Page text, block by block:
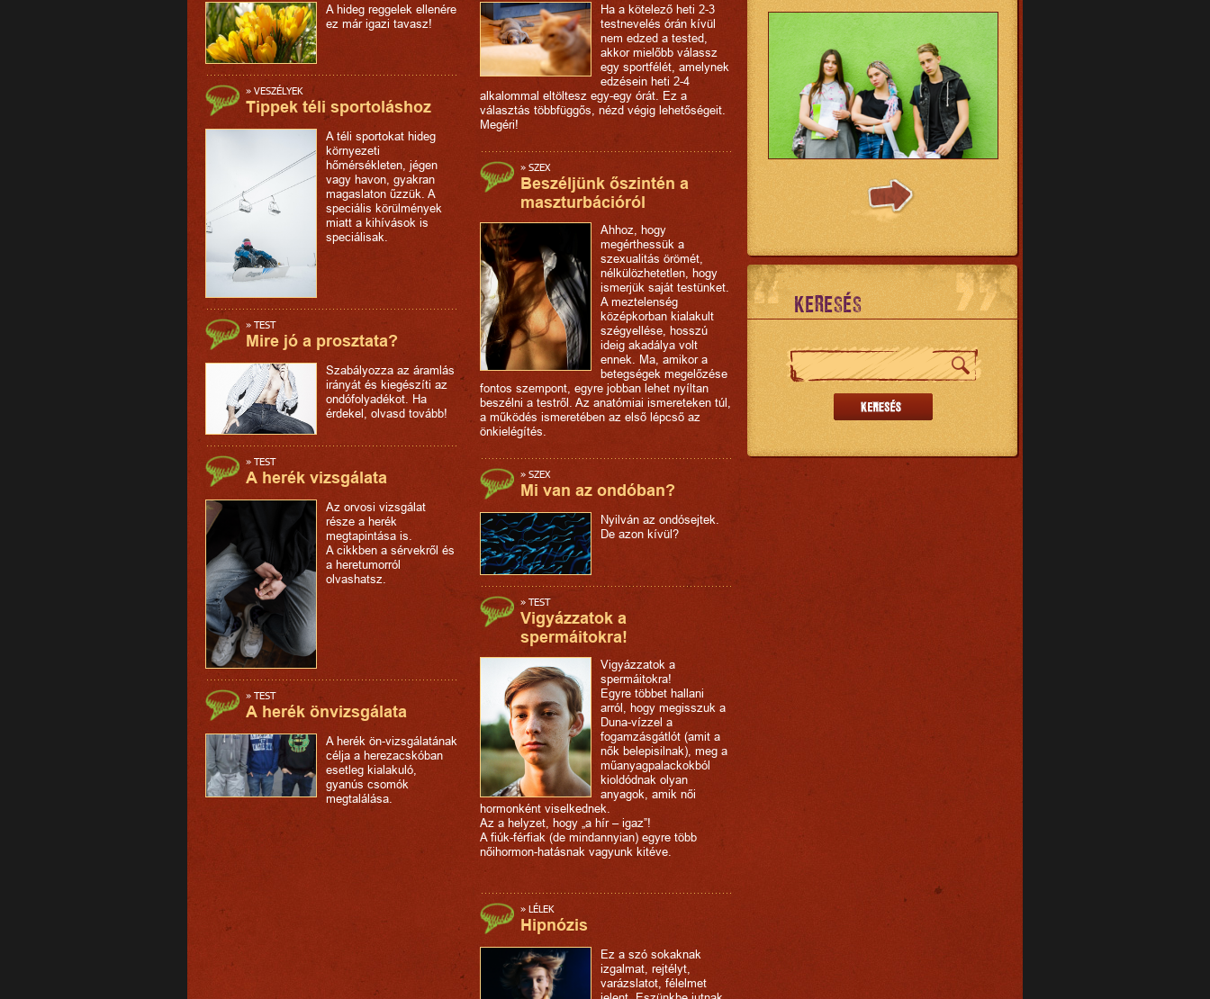
A hideg reggelek ellenére
ez már igazi tavasz!
» VESZÉLYEK
Tippek téli sportoláshoz
A téli sportokat hideg
környezeti
hőmérsékleten, jégen
vagy havon, gyakran
magaslaton űzzük. A
speciális körülmények
miatt a kihívások is
speciálisak.
» TEST
Mire jó a prosztata?
Szabályozza az áramlás
irányát és kiegészíti az
ondófolyadékot. Ha
érdekel, olvasd tovább!
» TEST
A herék vizsgálata
Az orvosi vizsgálat
része a herék
megtapintása is.
A cikkben a sérvekről és
a heretumorról
olvashatsz.
» TEST
A herék önvizsgálata
A herék ön-vizsgálatának
célja a herezacskóban
esetleg kialakuló,
gyanús csomók
megtalálása.
Ha a kötelező heti 2-3
testnevelés órán kívül
nem edzed a tested,
akkor mielőbb válassz
egy sportfélét, amelynek
edzésein heti 2-4
alkalommal eltöltesz egy-egy órát. Ez a
választás többfüggős, nézd végig lehetőségeit.
Megéri!
» SZEX
Beszéljünk őszintén a
maszturbációról
Ahhoz, hogy
megérthessük a
szexualitás örömét,
nélkülözhetetlen, hogy
ismerjük saját testünket.
A meztelenség
középkorban kialakult
szégyellése, hosszú
ideig akadálya volt
ennek. Ma, amikor a
betegségek megelőzése
fontos szempont, egyre jobban lehet nyíltan
beszélni a testről. Az anatómiai ismereteken túl,
a működés ismeretében az első lépcső az
önkielégítés.
» SZEX
Mi van az ondóban?
Nyilván az ondósejtek.
De azon kívül?
» TEST
Vigyázzatok a
spermáitokra!
Vigyázzatok a
spermáitokra!
Egyre többet hallani
arról, hogy megisszuk a
Duna-vízzel a
fogamzásgátlót (amit a
nők belepisilnak), meg a
műanyagpalackokból
kioldódnak olyan
anyagok, amik női
hormonként viselkednek.
Az a helyzet, hogy „a hír – igaz”!
A fiúk-férfiak (de mindannyian) egyre több
nőihormon-hatásnak vagyunk kitéve.
» LÉLEK
Hipnózis
Ez a szó sokaknak
izgalmat, rejtélyt,
varázslatot, félelmet
KERESÉS